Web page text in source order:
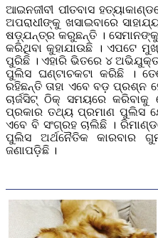
ଆଇନଜୀବୀ ପୀତବାସ
ଅପରାଧୀଙ୍କୁ ଖସାଇବାରେ
ଷଡ଼୍‌ଯନ୍ତ୍ର କରୁଛନ୍ତି ।
କରିଥିବା କୁହାଯାଉଛି । ଏପଟେ
ପୁରିଛି । ଏହାରି ଭିତରେ ୪
ପୁଲିସ ଘଣ୍ଟାଚକଟା କରିଛି ।
ରହିଛନ୍ତି ତାହା ଏବେ ବଡ଼ ପ୍ରଶ୍ନ
ଚାର୍ଜସିଟ୍ ଠିକ୍ ସମୟରେ କରିବାକୁ
ପ୍ରକାର ତଥ୍ୟ ପ୍ରମାଣ ପୁଲିସ
ଏବେ ବି ସଂଗ୍ରହ ଚାଲିଛି ।
ପୁଲିସ ଅର୍ଥନୈତିକ କାରବାର
ଜଣାପଡ଼ିଛି ।